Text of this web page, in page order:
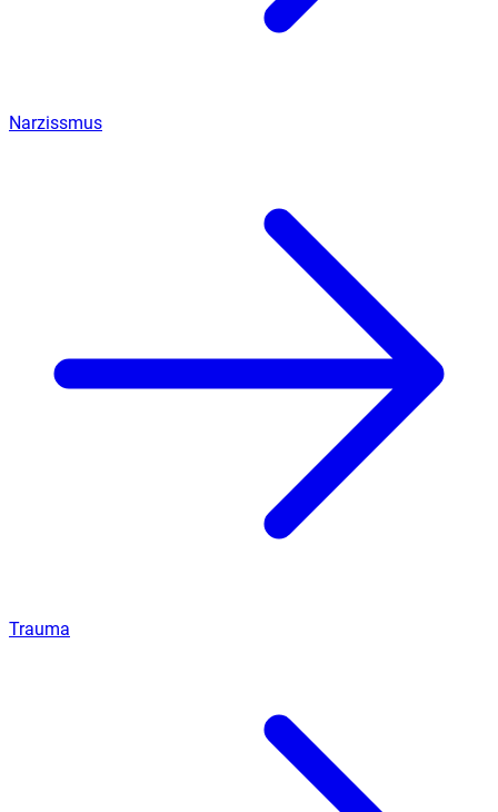
Narzissmus
Trauma